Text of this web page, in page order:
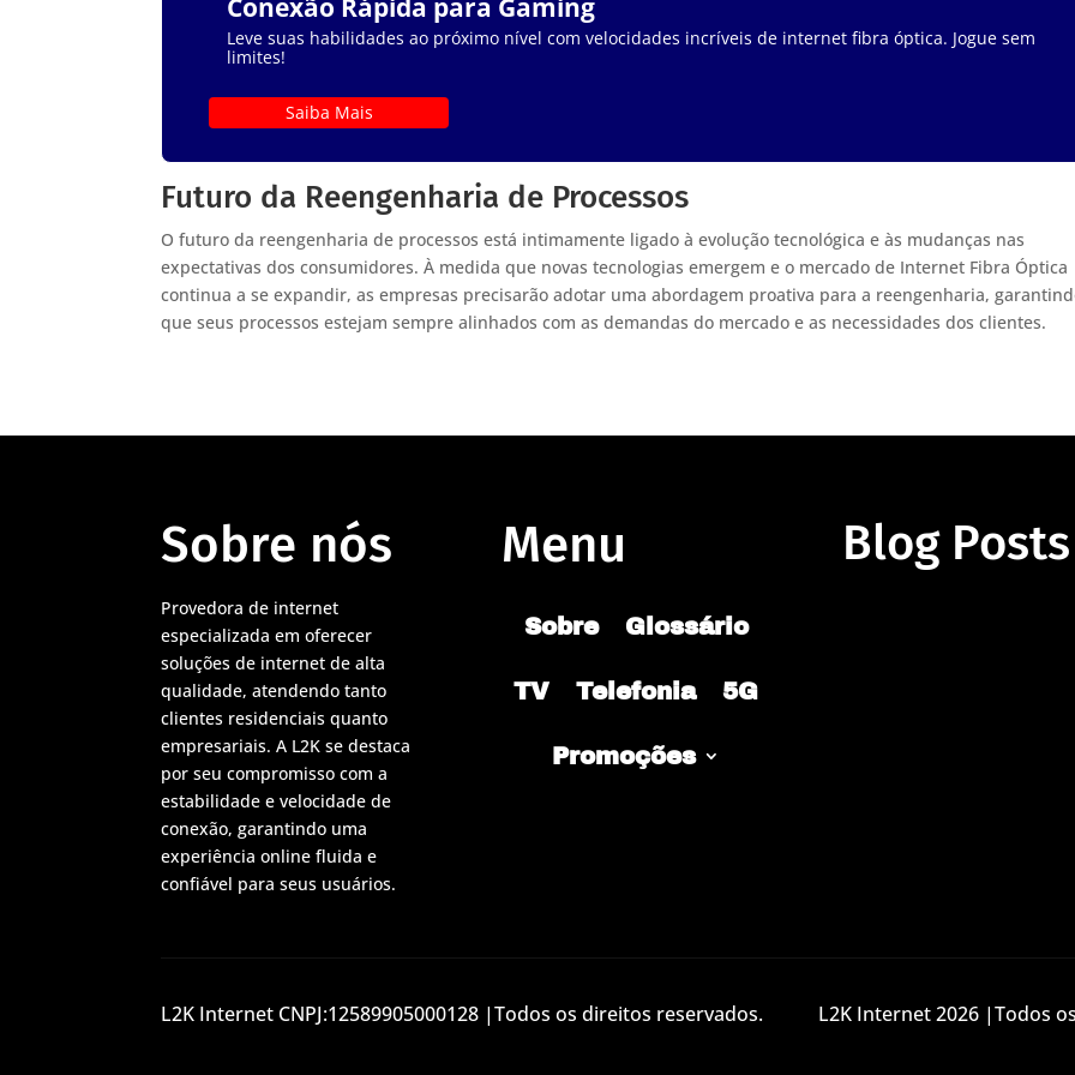
Leve suas habilidades ao próximo nível com velocidades incríveis de internet fibra óptica. Jogue sem
limites!
Saiba Mais
Futuro da Reengenharia de Processos
O futuro da reengenharia de processos está intimamente ligado à evolução tecnológica e às mudanças nas
expectativas dos consumidores. À medida que novas tecnologias emergem e o mercado de Internet Fibra Óptica
continua a se expandir, as empresas precisarão adotar uma abordagem proativa para a reengenharia,
que seus processos estejam sempre alinhados com as demandas do mercado e as necessidades dos clientes.
Sobre nós
Provedora de internet
especializada em oferecer
soluções de internet de alta
qualidade, atendendo tanto
clientes residenciais quanto
empresariais. A L2K se destaca
por seu compromisso com a
estabilidade e velocidade de
conexão, garantindo uma
experiência online fluida e
confiável para seus usuários.
Menu
Sobre Glossário
TV Telefonia 5G
Promoções
Blog Posts
L2K Internet CNPJ:12589905000128 |Todos os direitos reservados. L2K Internet 2026 |Todos